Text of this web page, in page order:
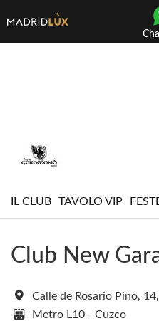
IL CLUB TAVOLO VIP
Club New
Calle de Rosario Pino,
Metro L10 - Cuzco